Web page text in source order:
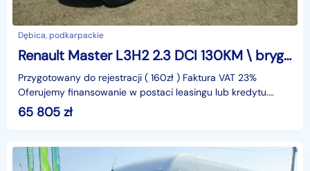
Dębica, podkarpackie
Renault Master L3H2 2.3 DCI 130KM \ brygadówka 7 osób \ FV23%
Przygotowany do rejestracji ( 160zł ) Faktura VAT 23%
Oferujemy finansowanie w postaci leasingu lub kredytu.
Gwarantujemy za przebieg.identyfikator: AKL3KMJA
65 805 zł